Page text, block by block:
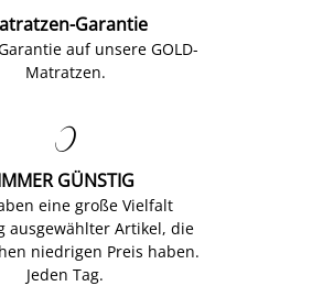
Garantie
auf unsere GOLD-
Matratzen.

GÜNSTIG
eine große Vielfalt
ausgewählter Artikel, die
niedrigen Preis haben.
Jeden Tag.